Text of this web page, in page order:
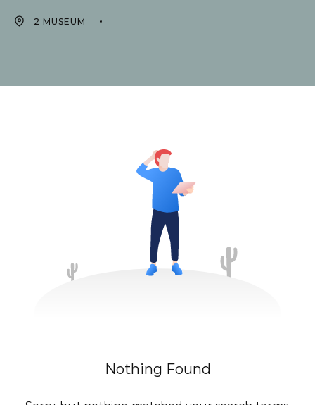
2 MUSEUM
Nothing Found